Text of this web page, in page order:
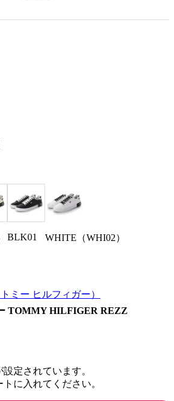
BLK01 WHITE（WHI02）
トミー ヒルフィガー）
TOMMY HILFIGER REZZ
定されています。
に入れてください。